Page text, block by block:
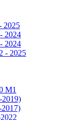
2025
2024
2024
- 2025
M1